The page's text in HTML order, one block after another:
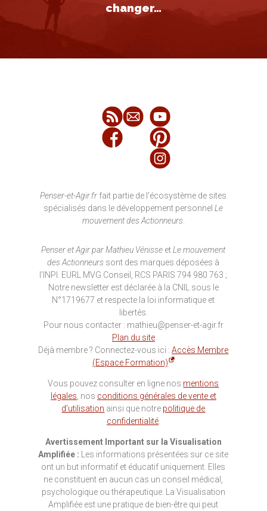
changer…
Penser-et-Agir.fr fait partie de l'écosystème de sites
spécialisés dans le développement personnelLe
mouvement des Actionneurs.
Penser et Agir par Mathieu Vénisse et Le mouvement
des Actionneurs sont des marques déposées à
l'INPI. EURL MVG Conseil, RCS PARIS 794 980 763 ;
Notre newsletter est déclarée à la CNIL sous le
N°1719677 et respecte la loi informatique et
libertés.
Pour nous contacter : mathieu@penser-et-agir.fr
Plan du site
Déjà membre ? Connectez-vous ici :Accès Membre
(Espace Formation)
Vous pouvez consulter en ligne nos mentions
légales , nos conditions générales de vente et
d’utilisation ainsi que notre politique de
confidentialité.
Avertissement Important sur la Visualisation
Amplifiée : Les informations présentées sur ce site
ont un but informatif et éducatif uniquement. Elles
ne constituent en aucun cas un conseil médical,
psychologique ou thérapeutique. La Visualisation
Amplifiée est une pratique de bien-être qui peut